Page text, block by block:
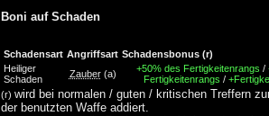
Boni auf Schaden
Schadensart Angriffsart Schadensbonus (r)
Heiliger
Schaden
Zauber (a) +50% des Fertigkeitenrangs /
Fertigkeitenrangs /
(r) wird bei normalen / guten / kritischen Treffern
der benutzten Waffe addiert.